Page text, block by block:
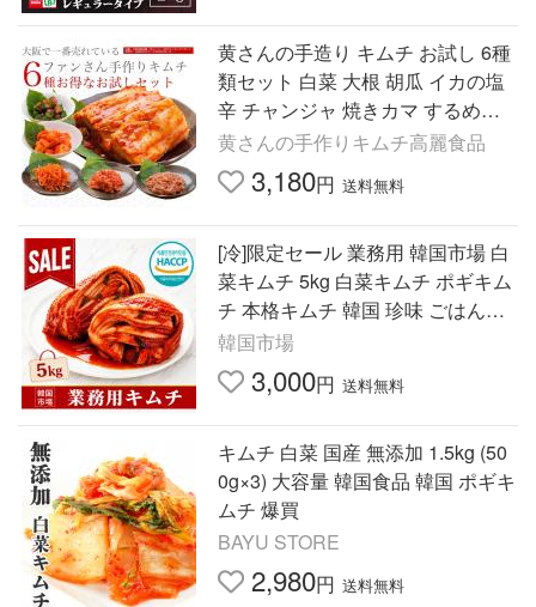
黄さんの手造り キムチ お試し 6種
類セット 白菜 大根 胡瓜 イカの塩
辛 チャンジャ 焼きカマ するめキ
ムチ 計840g パック【冷蔵】【送
料無料】
黄さんの手作りキムチ高麗食品
3,180円 送料無料
[冷]限定セール 業務用 韓国市場 白
菜キムチ 5kg 白菜キムチ ポギキム
チ 本格キムチ 韓国 珍味 ごはんの
お供 まとめ買い 韓国市場 爆買
韓国市場
3,000円 送料無料
キムチ 白菜 国産 無添加 1.5kg (50
0g×3) 大容量 韓国食品 韓国 ポギキ
ムチ 爆買
BAYU STORE
2,980円 送料無料